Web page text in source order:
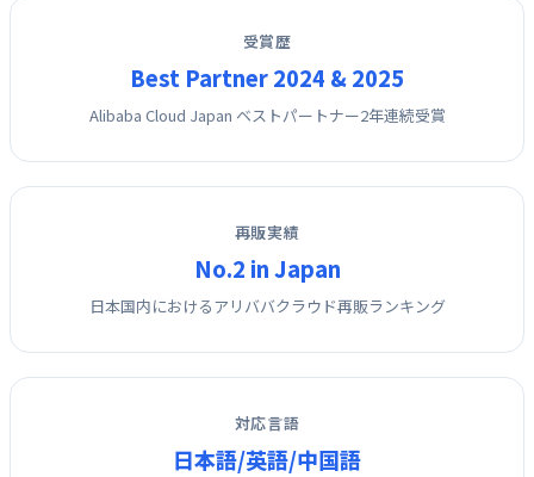
受賞歴
Best Partner 2024 & 2025
Alibaba Cloud Japan ベストパートナー2年連続受賞
再販実績
No.2 in Japan
日本国内におけるアリババクラウド再販ランキング
対応言語
日本語/英語/中国語